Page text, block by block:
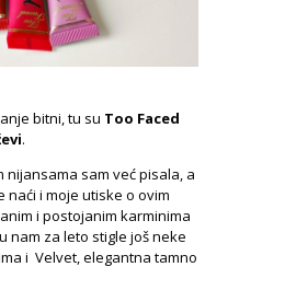
bitni, tu su Too Faced
.
nijansama sam već pisala, a
naći i moje utiske o ovim
i postojanim karminima
nam za leto stigle još neke
i Velvet, elegantna tamno